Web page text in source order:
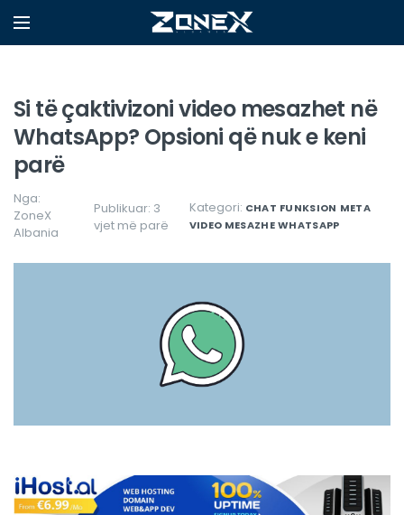
Si të çaktivizoni video mesazhet në
WhatsApp? Opsioni që nuk e keni
parë
Nga:
ZoneX
Albania
Publikuar: 3
vjet më parë
Kategori: CHAT FUNKSION META
VIDEO MESAZHEWHATSAPP